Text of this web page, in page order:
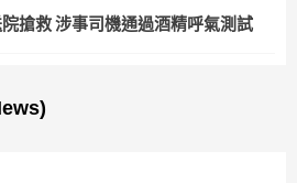
搶救 涉事司機通過酒精呼氣測試